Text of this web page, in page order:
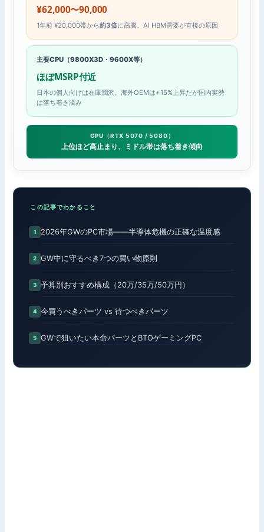
¥62,000〜90,000
1年前 ¥20,000帯から約3倍に高騰。AI HBM需要が直接の原因
主要CPU（9800X3D・9600X等）
ほぼMSRP付近
日本の個人向けは在庫潤沢。海外OEMは+15%上昇だが国内実勢
は落ち着き済み
GPU（RTX 5070 / 5080）
上位ほど高止まり、ミドル帯は落ち着き傾向
この記事でわかること
2026年GWのPC市場——半導体危機の正確な温度感
GW中に守るべき7つの買い物原則
予算別おすすめ構成（20万/35万/50万円）
今買うべきパーツ vs 待つべきパーツ
GWで狙いたい本命パーツとBTOゲーミングPC